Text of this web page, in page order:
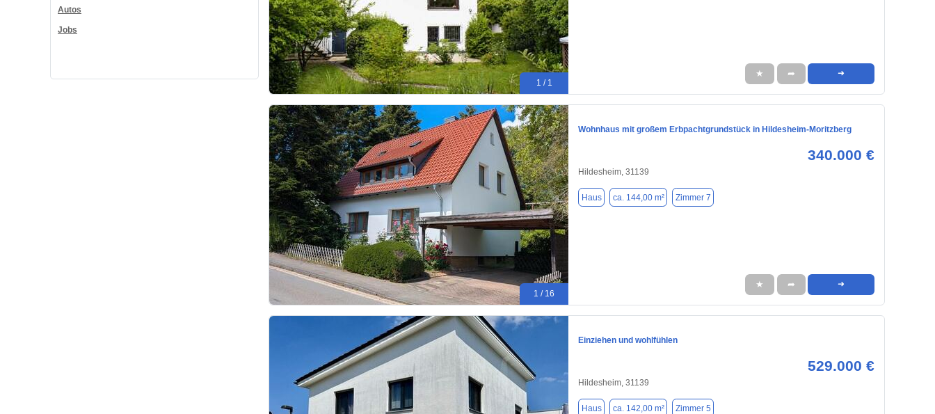
Autos
Jobs
1 / 1
★ ➦ ➜
1 / 16
Wohnhaus mit großem Erbpachtgrundstück in Hildesheim-Moritzberg
340.000 €
Hildesheim, 31139
Haus ca. 144,00 m² Zimmer 7
★ ➦ ➜
Einziehen und wohlfühlen
529.000 €
Hildesheim, 31139
Haus ca. 142,00 m² Zimmer 5